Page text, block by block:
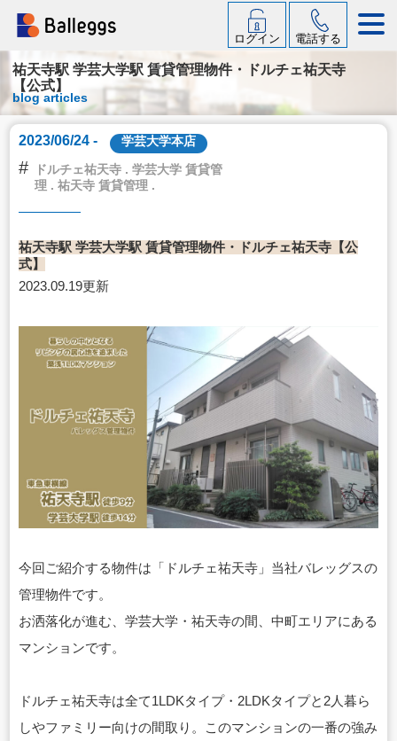
ログイン 電話する
祐天寺駅 学芸大学駅 賃貸管理物件・ドルチェ祐天寺
【公式】
blog articles
2023/06/24 - 学芸大学本店
#
ドルチェ祐天寺 . 学芸大学 賃貸管
理 . 祐天寺 賃貸管理 .
祐天寺駅 学芸大学駅 賃貸管理物件・ドルチェ祐天寺【公
式】
2023.09.19更新
今回ご紹介する物件は「ドルチェ祐天寺」当社バレッグスの
管理物件です。
お洒落化が進む、学芸大学・祐天寺の間、中町エリアにある
マンションです。
ドルチェ祐天寺は全て1LDKタイプ・2LDKタイプと2人暮ら
しやファミリー向けの間取り。
このマンションの一番の強み